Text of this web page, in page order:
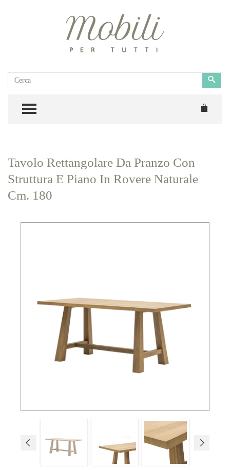
Cerca
TOGGLE MENU
Tavolo Rettangolare Da Pranzo Con
Struttura E Piano In Rovere Naturale
Cm. 180